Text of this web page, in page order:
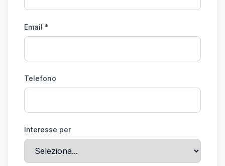
Email *
Telefono
Interesse per